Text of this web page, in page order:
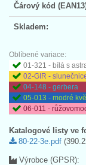
Čárový kód
Skladem:
Oblíbené variace:
01-321 - bílá s
02-GIR -
04-148 - gerbera
05-013 - modré
06-011 -
Katalogové listy ve
80-22-3e.pdf
Výrobce (GPSR):